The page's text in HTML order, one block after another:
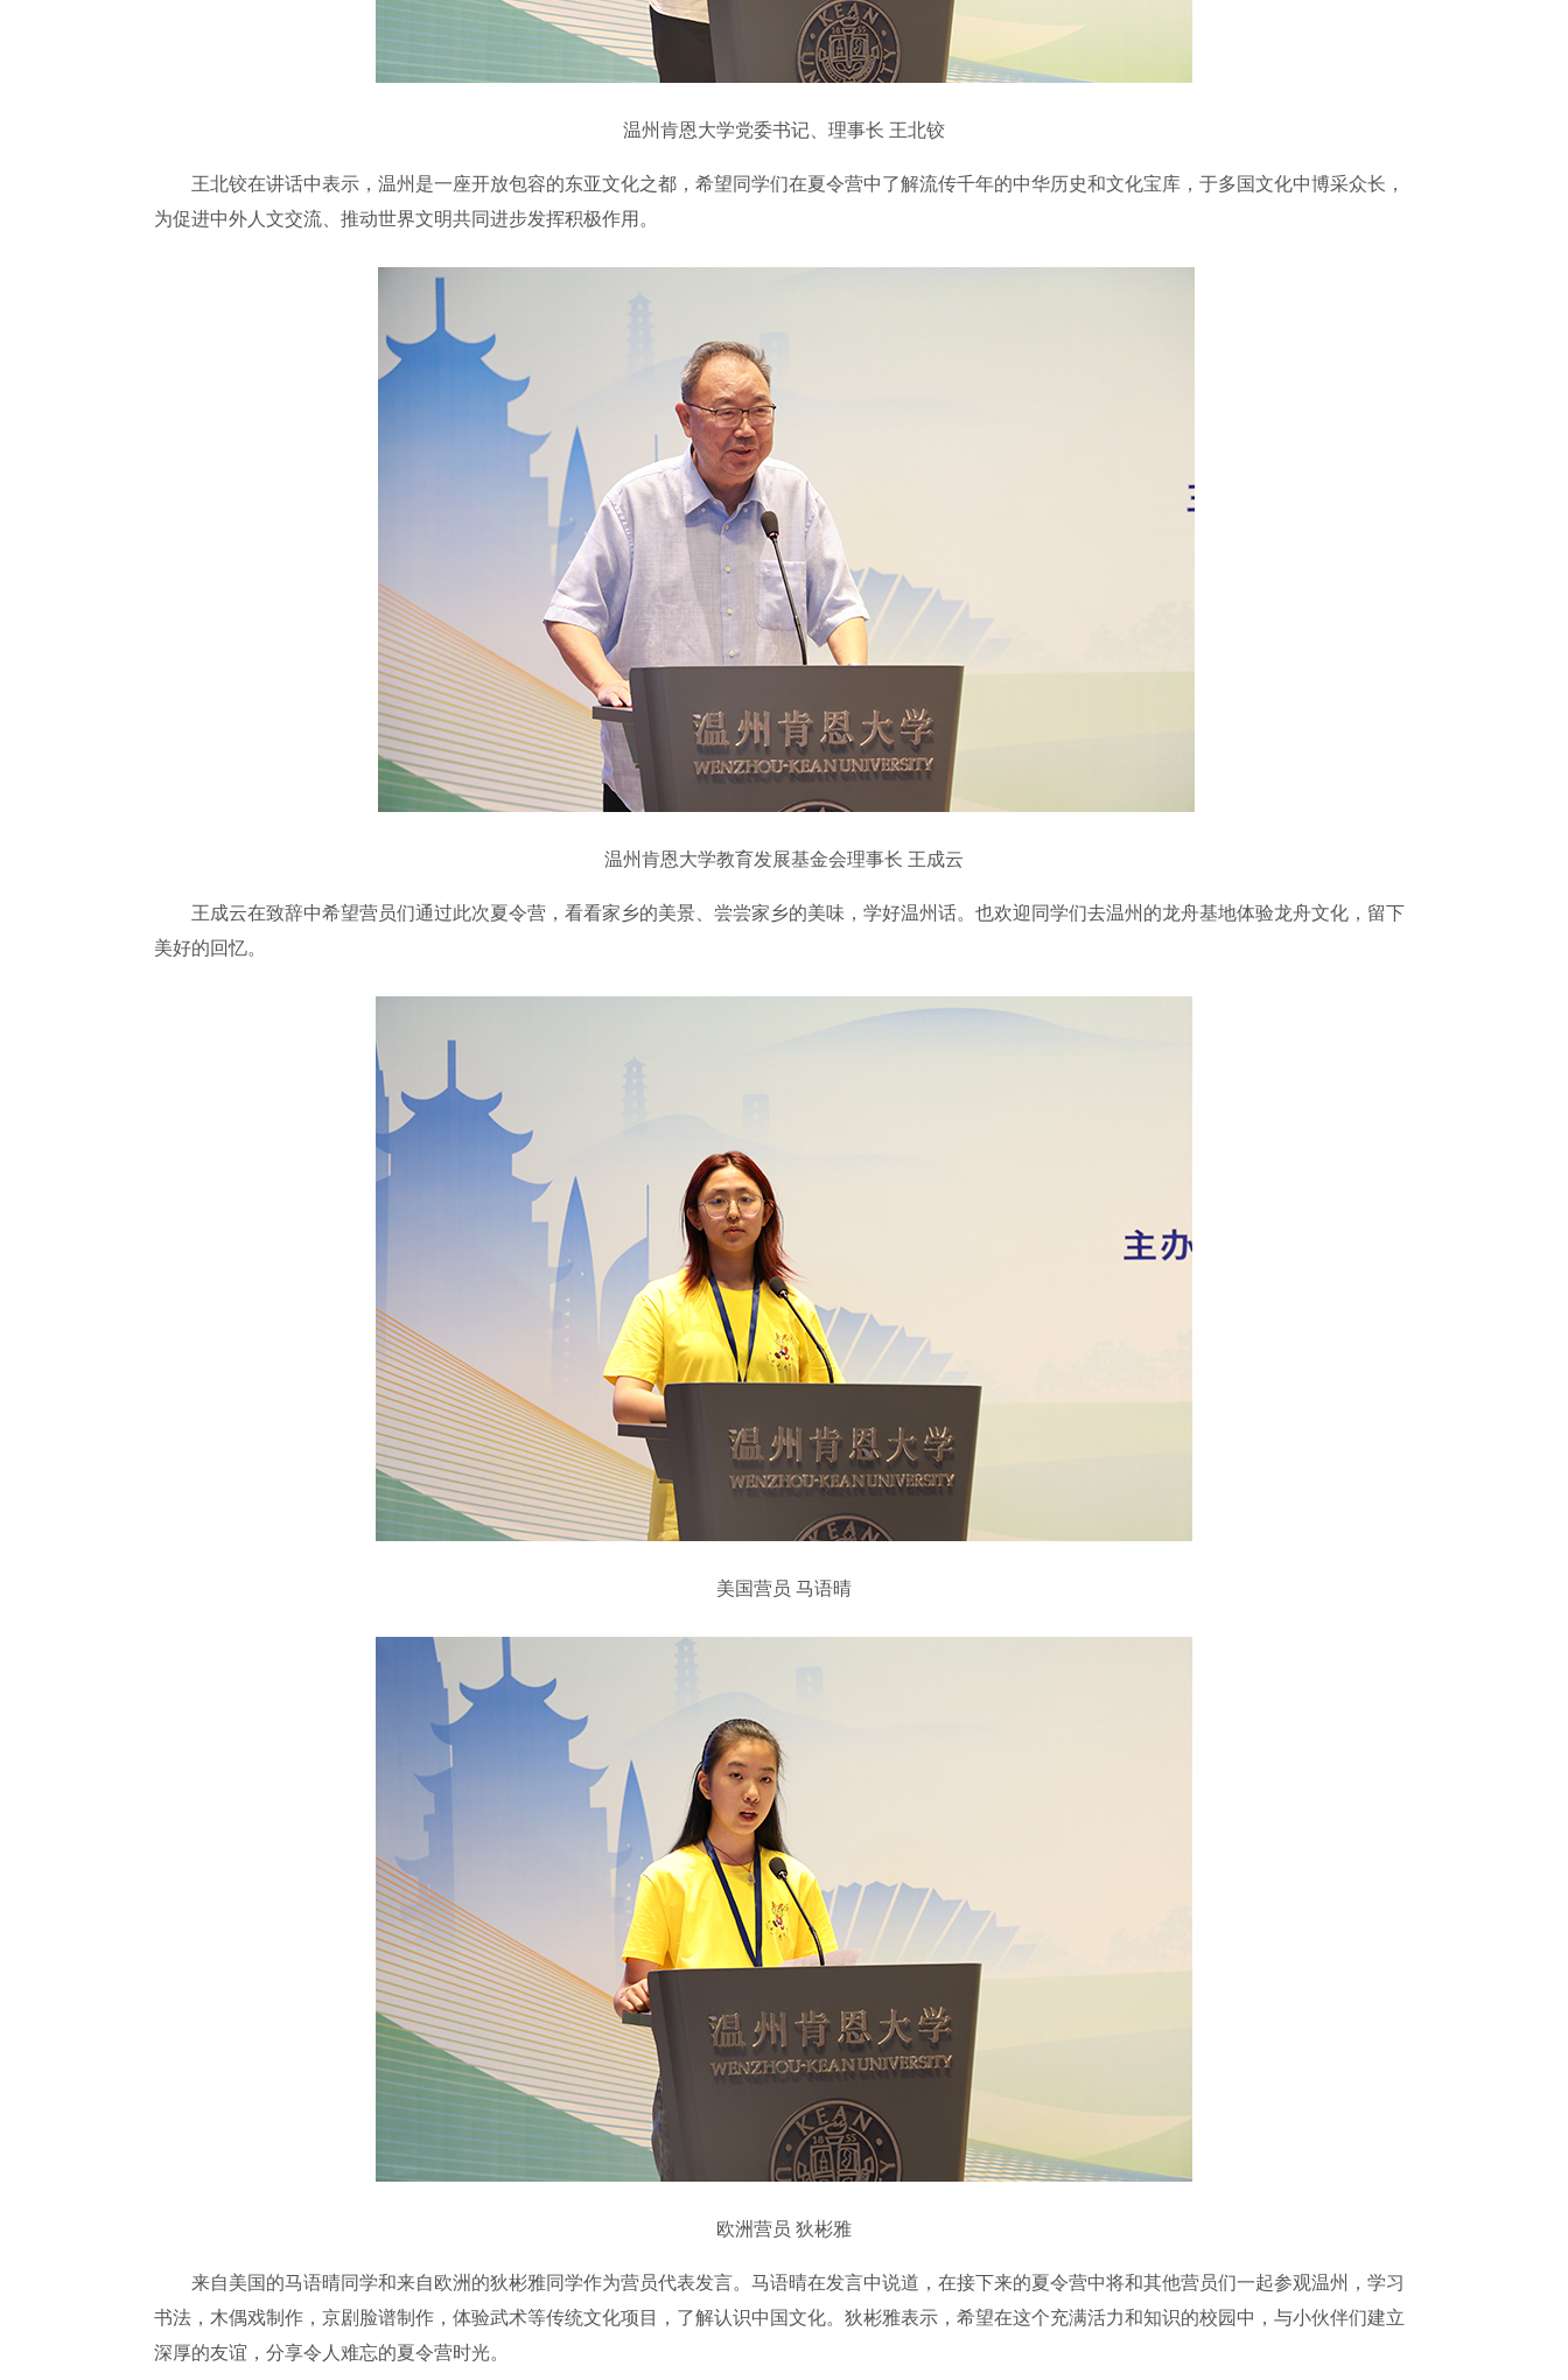
温州肯恩大学党委书记、理事长 王北铰
王北铰在讲话中表示，温州是一座开放包容的东亚文化之都，希望同学们在夏令营中了解流传千年的中华历史和文化宝库，于多国文化中博采众长，
为促进中外人文交流、推动世界文明共同进步发挥积极作用。
温州肯恩大学教育发展基金会理事长 王成云
王成云在致辞中希望营员们通过此次夏令营，看看家乡的美景、尝尝家乡的美味，学好温州话。也欢迎同学们去温州的龙舟基地体验龙舟文化，留下
美好的回忆。
美国营员 马语晴
欧洲营员 狄彬雅
来自美国的马语晴同学和来自欧洲的狄彬雅同学作为营员代表发言。马语晴在发言中说道，在接下来的夏令营中将和其他营员们一起参观温州，学习
书法，木偶戏制作，京剧脸谱制作，体验武术等传统文化项目，了解认识中国文化。狄彬雅表示，希望在这个充满活力和知识的校园中，与小伙伴们建立
深厚的友谊，分享令人难忘的夏令营时光。